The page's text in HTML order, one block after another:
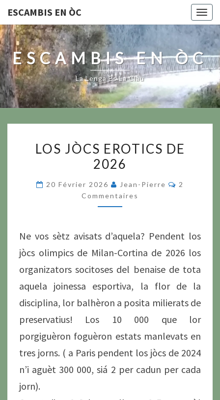
ESCAMBIS EN ÒC
ESCAMBIS EN ÒC
La Lenga Es La Clau
JÒCS
EROTICS
2026
LOS JÒCS EROTICS DE
2026
20 Février 2026 Jean-Pierre
2
Commentaires
Ne vos sètz avisats d’aquela? Pendent los
jòcs olimpics de Milan-Cortina de 2026 los
organizators socitoses del benaise de tota
aquela joinessa esportiva, la flor de la
disciplina, lor balhèron a posita milierats de
preservatius! Los 10 000 que lor
porgiguèron foguèron estats manlevats en
tres jorns. ( a Paris pendent los jòcs de 2024
n’i aguèt 300 000, siá 2 per cadun per cada
jorn).